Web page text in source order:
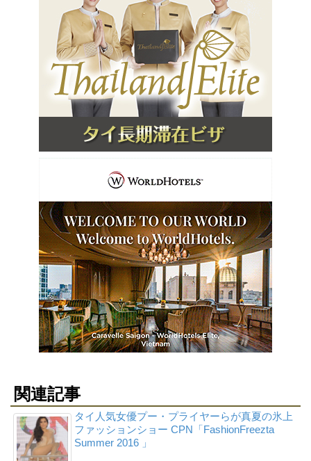
関連記事
タイ人気女優プー・プライヤーらが真夏の氷上
ファッションショー CPN「FashionFreezta
Summer 2016 」